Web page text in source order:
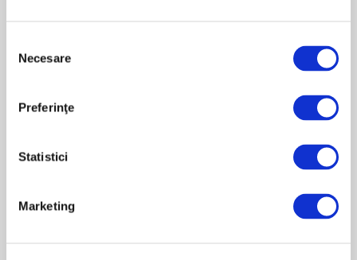
consimțământului
Necesare
Preferinţe
Statistici
Marketing